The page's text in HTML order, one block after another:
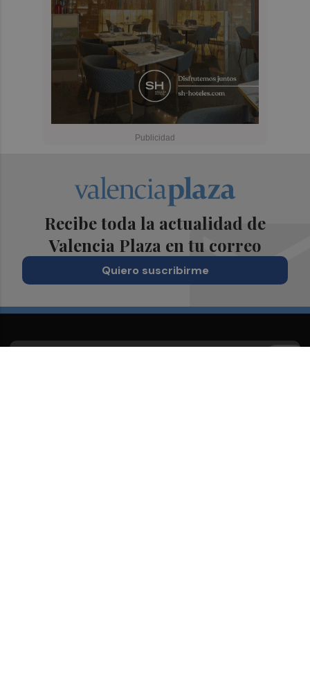
Recibe toda la actualidad de
Valencia Plaza en tu correo
Quiero suscribirme